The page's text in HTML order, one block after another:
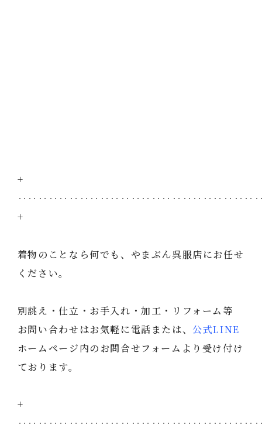
+
+
着物のことなら何でも、やまぶん呉服店にお任せ
ください。
別誂え・仕立・お手入れ・加工・リフォーム等
お問い合わせはお気軽に電話または、 公式LINE
ホームページ内のお問合せフォームより受け付け
ております。
+